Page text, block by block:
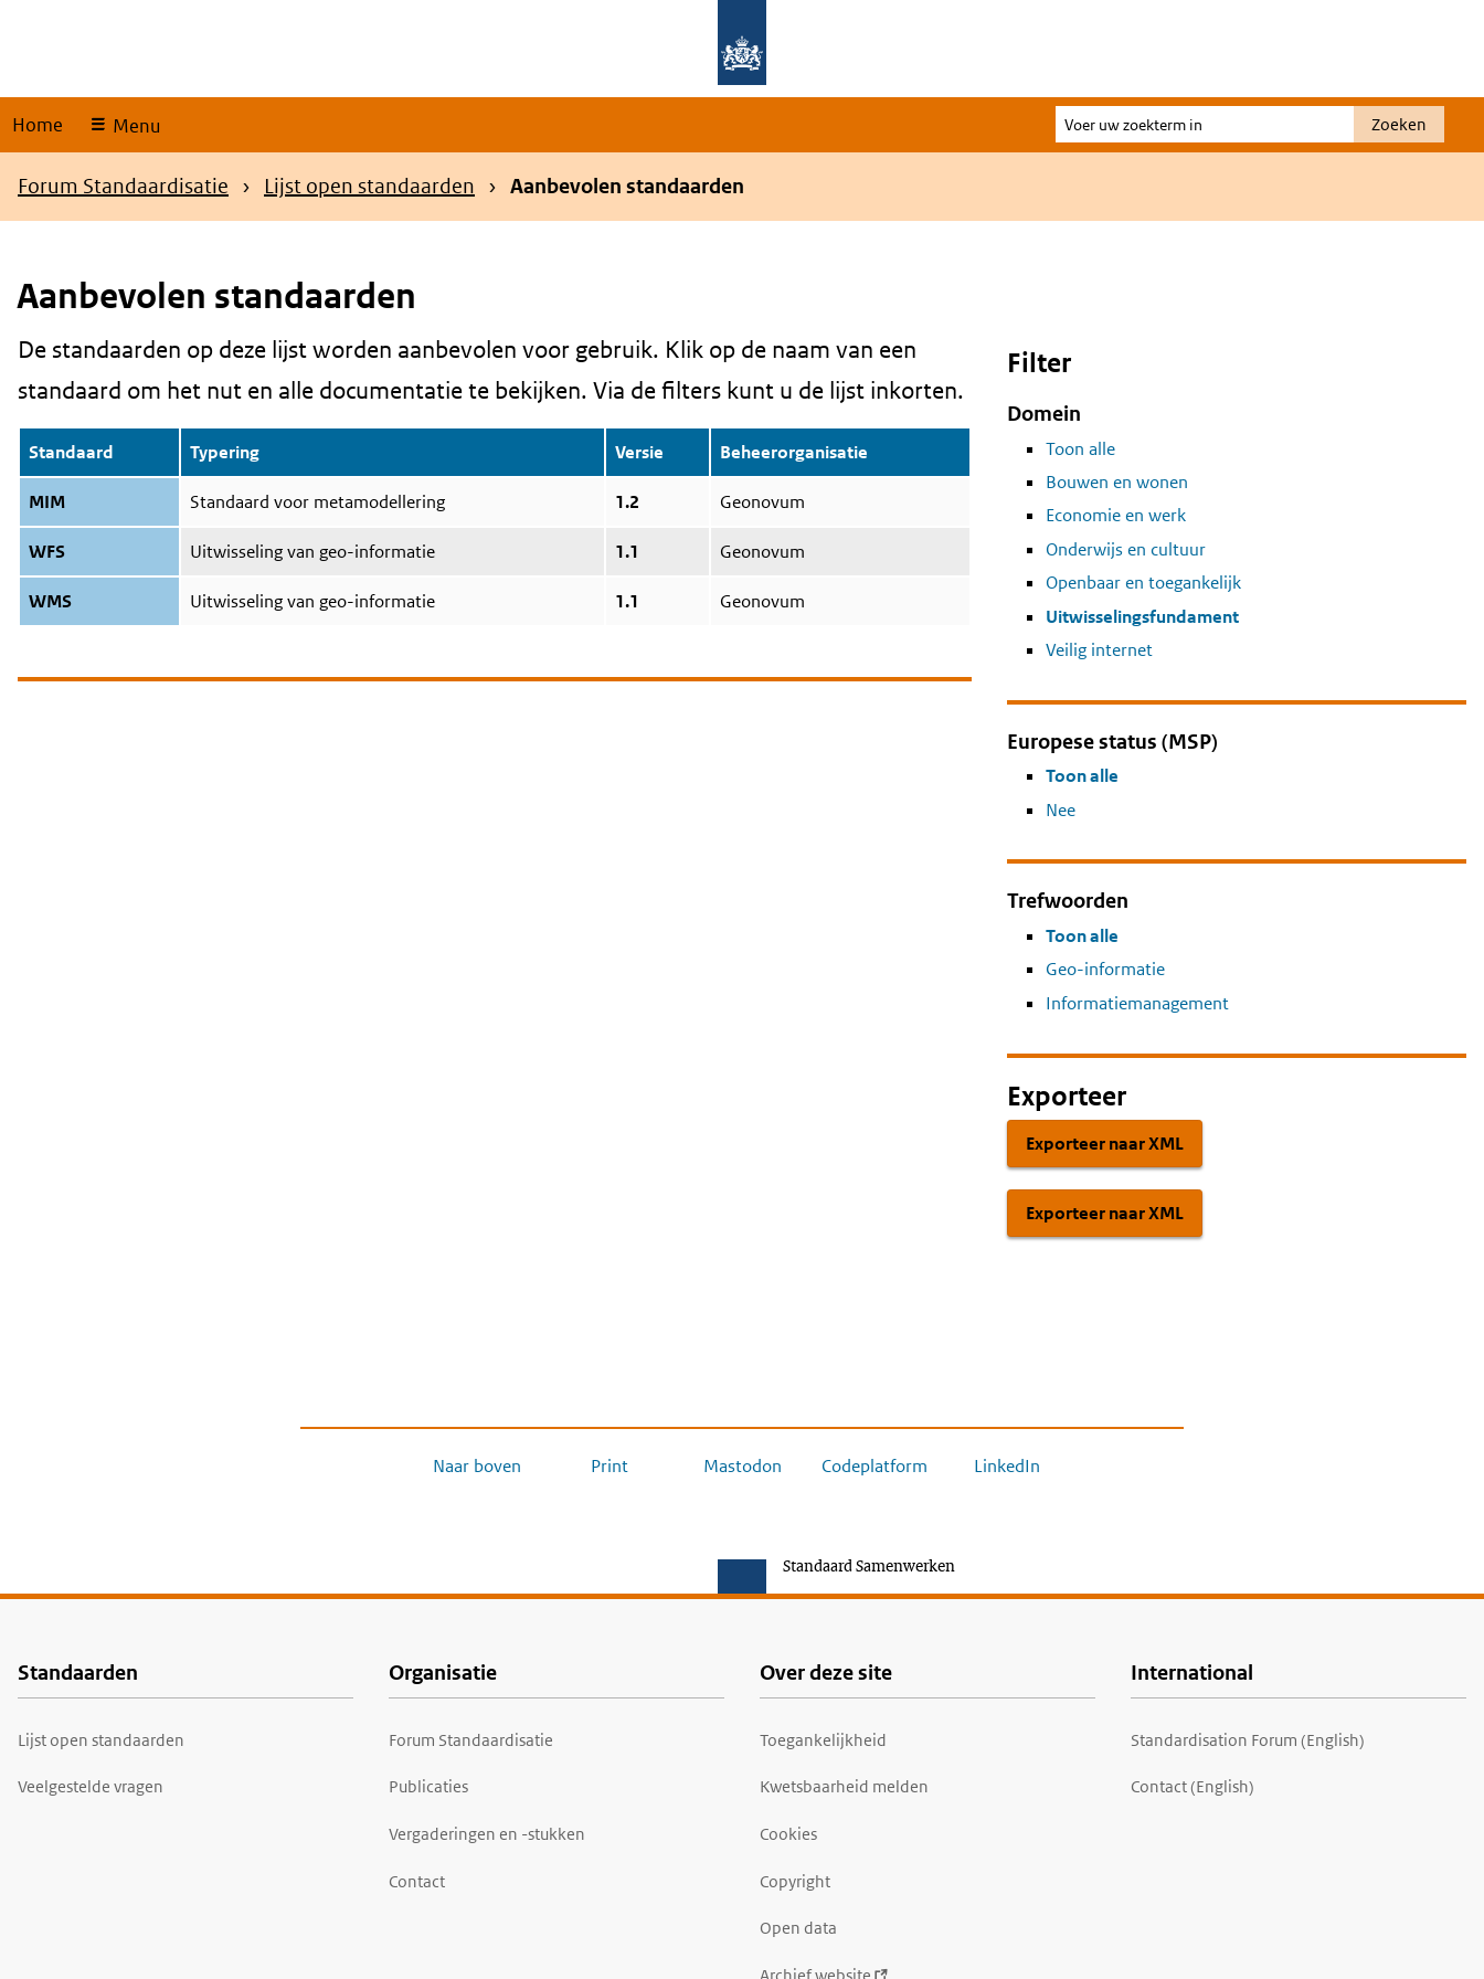
Home Menu
Voer
uw
Zoeken
Kruimelpad
Forum Standaardisatie Lijst open standaarden Aanbevolen standaarden
Aanbevolen standaarden
Content
De standaarden op deze lijst worden aanbevolen voor gebruik. Klik op de naam van een
standaard om het nut en alle documentatie te bekijken. Via de filters kunt u de lijst inkorten.
Standaard Typering Versie Beheerorganisatie
MIM Standaard voor metamodellering 1.2 Geonovum
WFS Uitwisseling van geo-informatie 1.1 Geonovum
WMS Uitwisseling van geo-informatie 1.1 Geonovum
Filter
Domein
Toon alle
Bouwen en wonen
Economie en werk
Onderwijs en cultuur
Openbaar en toegankelijk
Uitwisselingsfundament
Veilig internet
Europese status (MSP)
Toon alle
Nee
Trefwoorden
Toon alle
Geo-informatie
Informatiemanagement
Exporteer
Exporteer naar XML
Exporteer naar XML
Naar boven Print Mastodon Codeplatform LinkedIn
Standaard Samenwerken
Voet
Standaarden
Lijst open standaarden
Veelgestelde vragen
Organisatie
Forum Standaardisatie
Publicaties
Vergaderingen en -stukken
Contact
Over deze site
Toegankelijkheid
Kwetsbaarheid melden
Cookies
Copyright
Open data
International
Standardisation Forum (English)
Contact (English)